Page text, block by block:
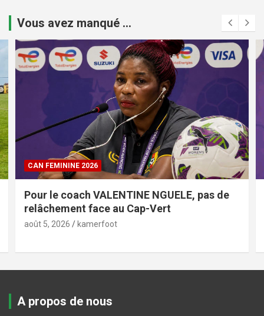
Vous avez manqué ...
CAN FEMININE 2026
Pour le coach VALENTINE NGUELE, pas de
relâchement face au Cap-Vert
août 5, 2026 kamerfoot
A propos de nous